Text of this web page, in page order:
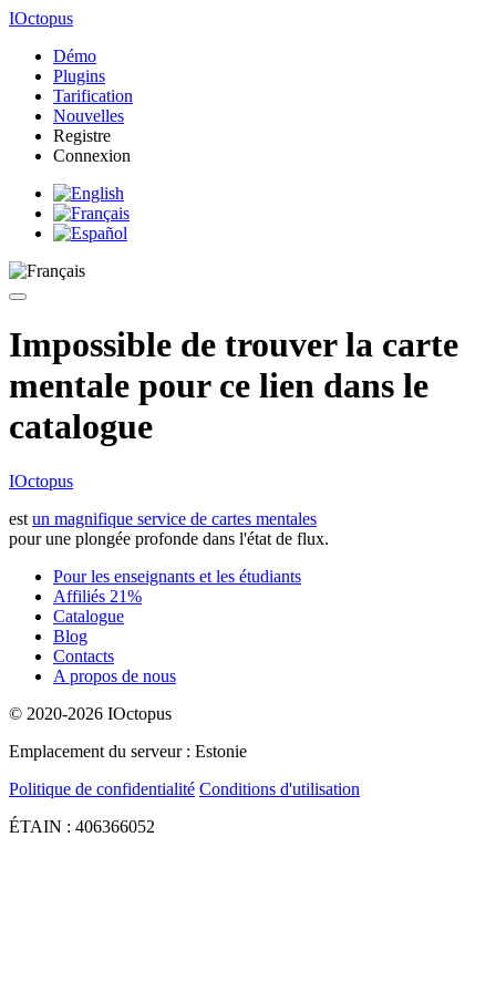
IOctopus
Démo
Plugins
Tarification
Nouvelles
Registre
Connexion
Impossible de trouver la carte
mentale pour ce lien dans le
catalogue
IOctopus
est un magnifique service de cartes mentales
pour une plongée profonde dans l'état de flux.
Pour les enseignants et les étudiants
Affiliés 21%
Catalogue
Blog
Contacts
A propos de nous
© 2020-2026 IOctopus
Emplacement du serveur : Estonie
Politique de confidentialité Conditions d'utilisation
ÉTAIN : 406366052